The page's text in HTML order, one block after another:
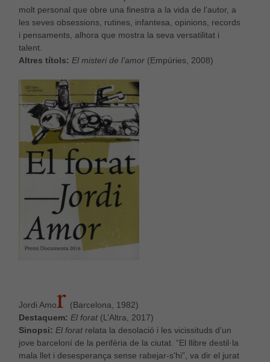
molt personal que obre una finestra a la vida de l’autor, a
les seves obsessions, rutines, infantesa, opinions, records
i pensaments, alhora que mostra la seva versatilitat i
talent.
Altres títols: El misteri de l’amor(Empúries, 2008)
Jordi AmoR (Barcelona, 1982)
Destaquem: El forat(L’Altra, 2017)
Sinopsi: El foratrelata la desolació i les vicissituds d’un
jove barceloní de la perifèria de la ciutat. “El llibre destil·la
mala llet i desesperança sense rabejar-s’hi”, va dir el jurat